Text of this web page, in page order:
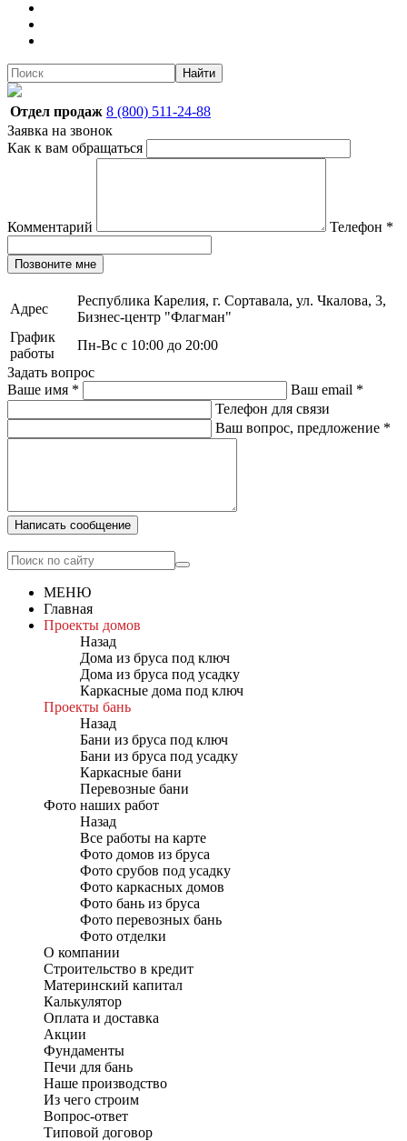
Найти
Отдел продаж 8 (800) 511-24-88
Заявка на звонок
Как к вам обращаться
Комментарий Телефон *
Позвоните мне
Адрес
Республика Карелия, г. Сортавала, ул. Чкалова, 3,
Бизнес-центр "Флагман"
График
работы
Пн-Вс с 10:00 до 20:00
Задать вопрос
Ваше имя * Ваш email *
Телефон для связи
Ваш вопрос, предложение *
Написать сообщение
МЕНЮ
Главная
Проекты домов
Назад
Дома из бруса под ключ
Дома из бруса под усадку
Каркасные дома под ключ
Проекты бань
Назад
Бани из бруса под ключ
Бани из бруса под усадку
Каркасные бани
Перевозные бани
Фото наших работ
Назад
Все работы на карте
Фото домов из бруса
Фото срубов под усадку
Фото каркасных домов
Фото бань из бруса
Фото перевозных бань
Фото отделки
О компании
Строительство в кредит
Материнский капитал
Калькулятор
Оплата и доставка
Акции
Фундаменты
Печи для бань
Наше производство
Из чего строим
Вопрос-ответ
Типовой договор